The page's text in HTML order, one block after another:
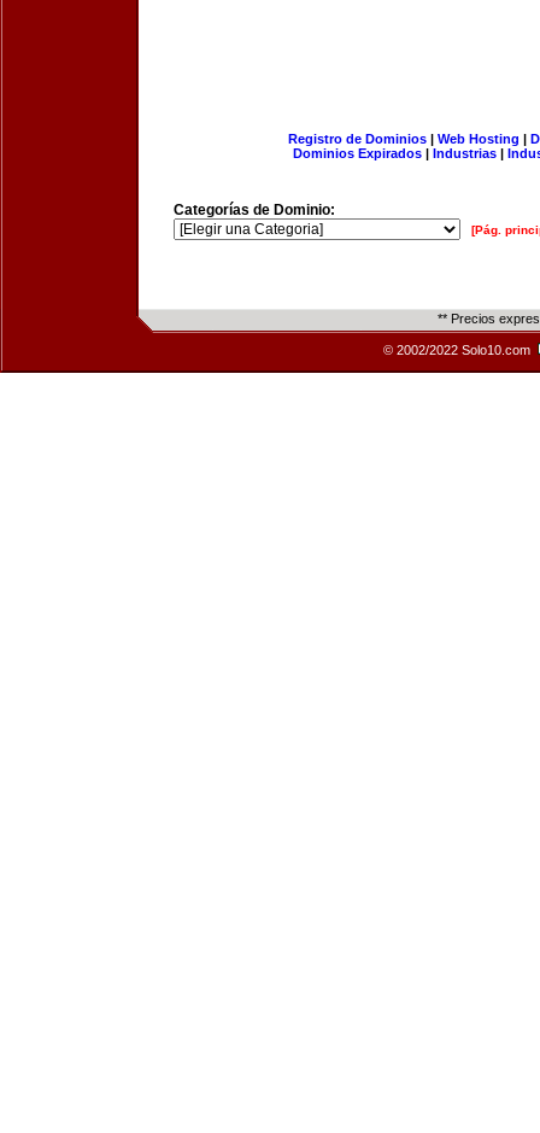
Registro de Dominios| Web Hosting |
Dominios Expirados | Industrias |
Categorías de Dominio:
[Pág.
** Precios
© 2002/2022 Solo10.com